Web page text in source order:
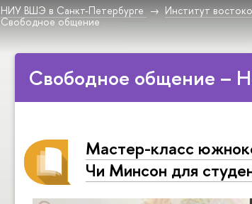
НИУ ВШЭ в Санкт-Петербурге Институт
Свободное общение
Свободное общение –
Мастер-класс
Чи Минсон для